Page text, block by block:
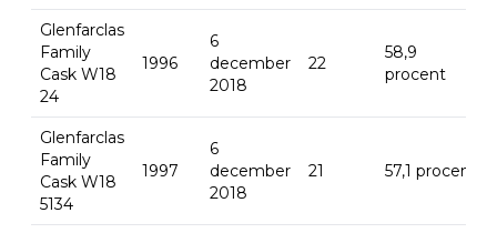
Glenfarclas
Family
Cask W18
24
1996
6
december
2018
22
58,9
procent
Glenfarclas
Family
Cask W18
5134
1997
6
december
2018
21 57,1 procent